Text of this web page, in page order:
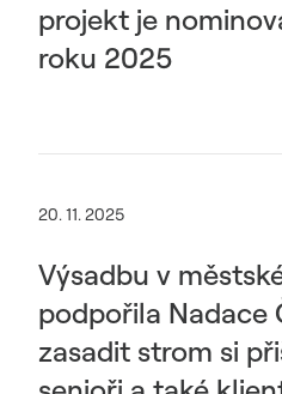
projekt je
roku 2025
20. 11. 2025
Výsadbu v
podpořila Nadace
zasadit strom si